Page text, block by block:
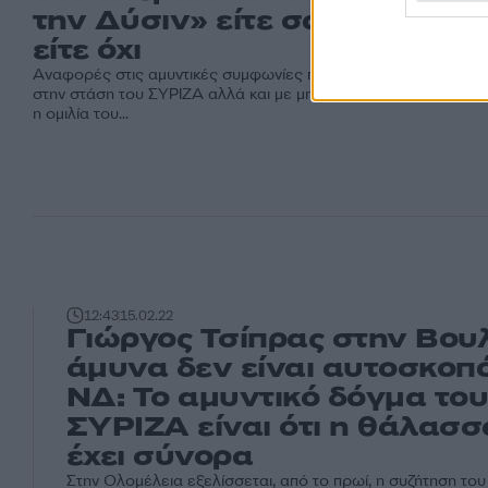
την Δύσιν» είτε σας αρέσει
είτε όχι
Αναφορές στις αμυντικές συμφωνίες που έχει συνάψει η χώρα,
στην στάση του ΣΥΡΙΖΑ αλλά και με μηνύματα στην Τουρκία είχε
η ομιλία του...
12:4315.02.22
Γιώργος Τσίπρας στην
άμυνα δεν είναι
ΝΔ: Το αμυντικό δόγμα του
ΣΥΡΙΖΑ είναι ότι η
έχει σύνορα
Στην Ολομέλεια εξελίσσεται, από το πρωί, η συζήτηση